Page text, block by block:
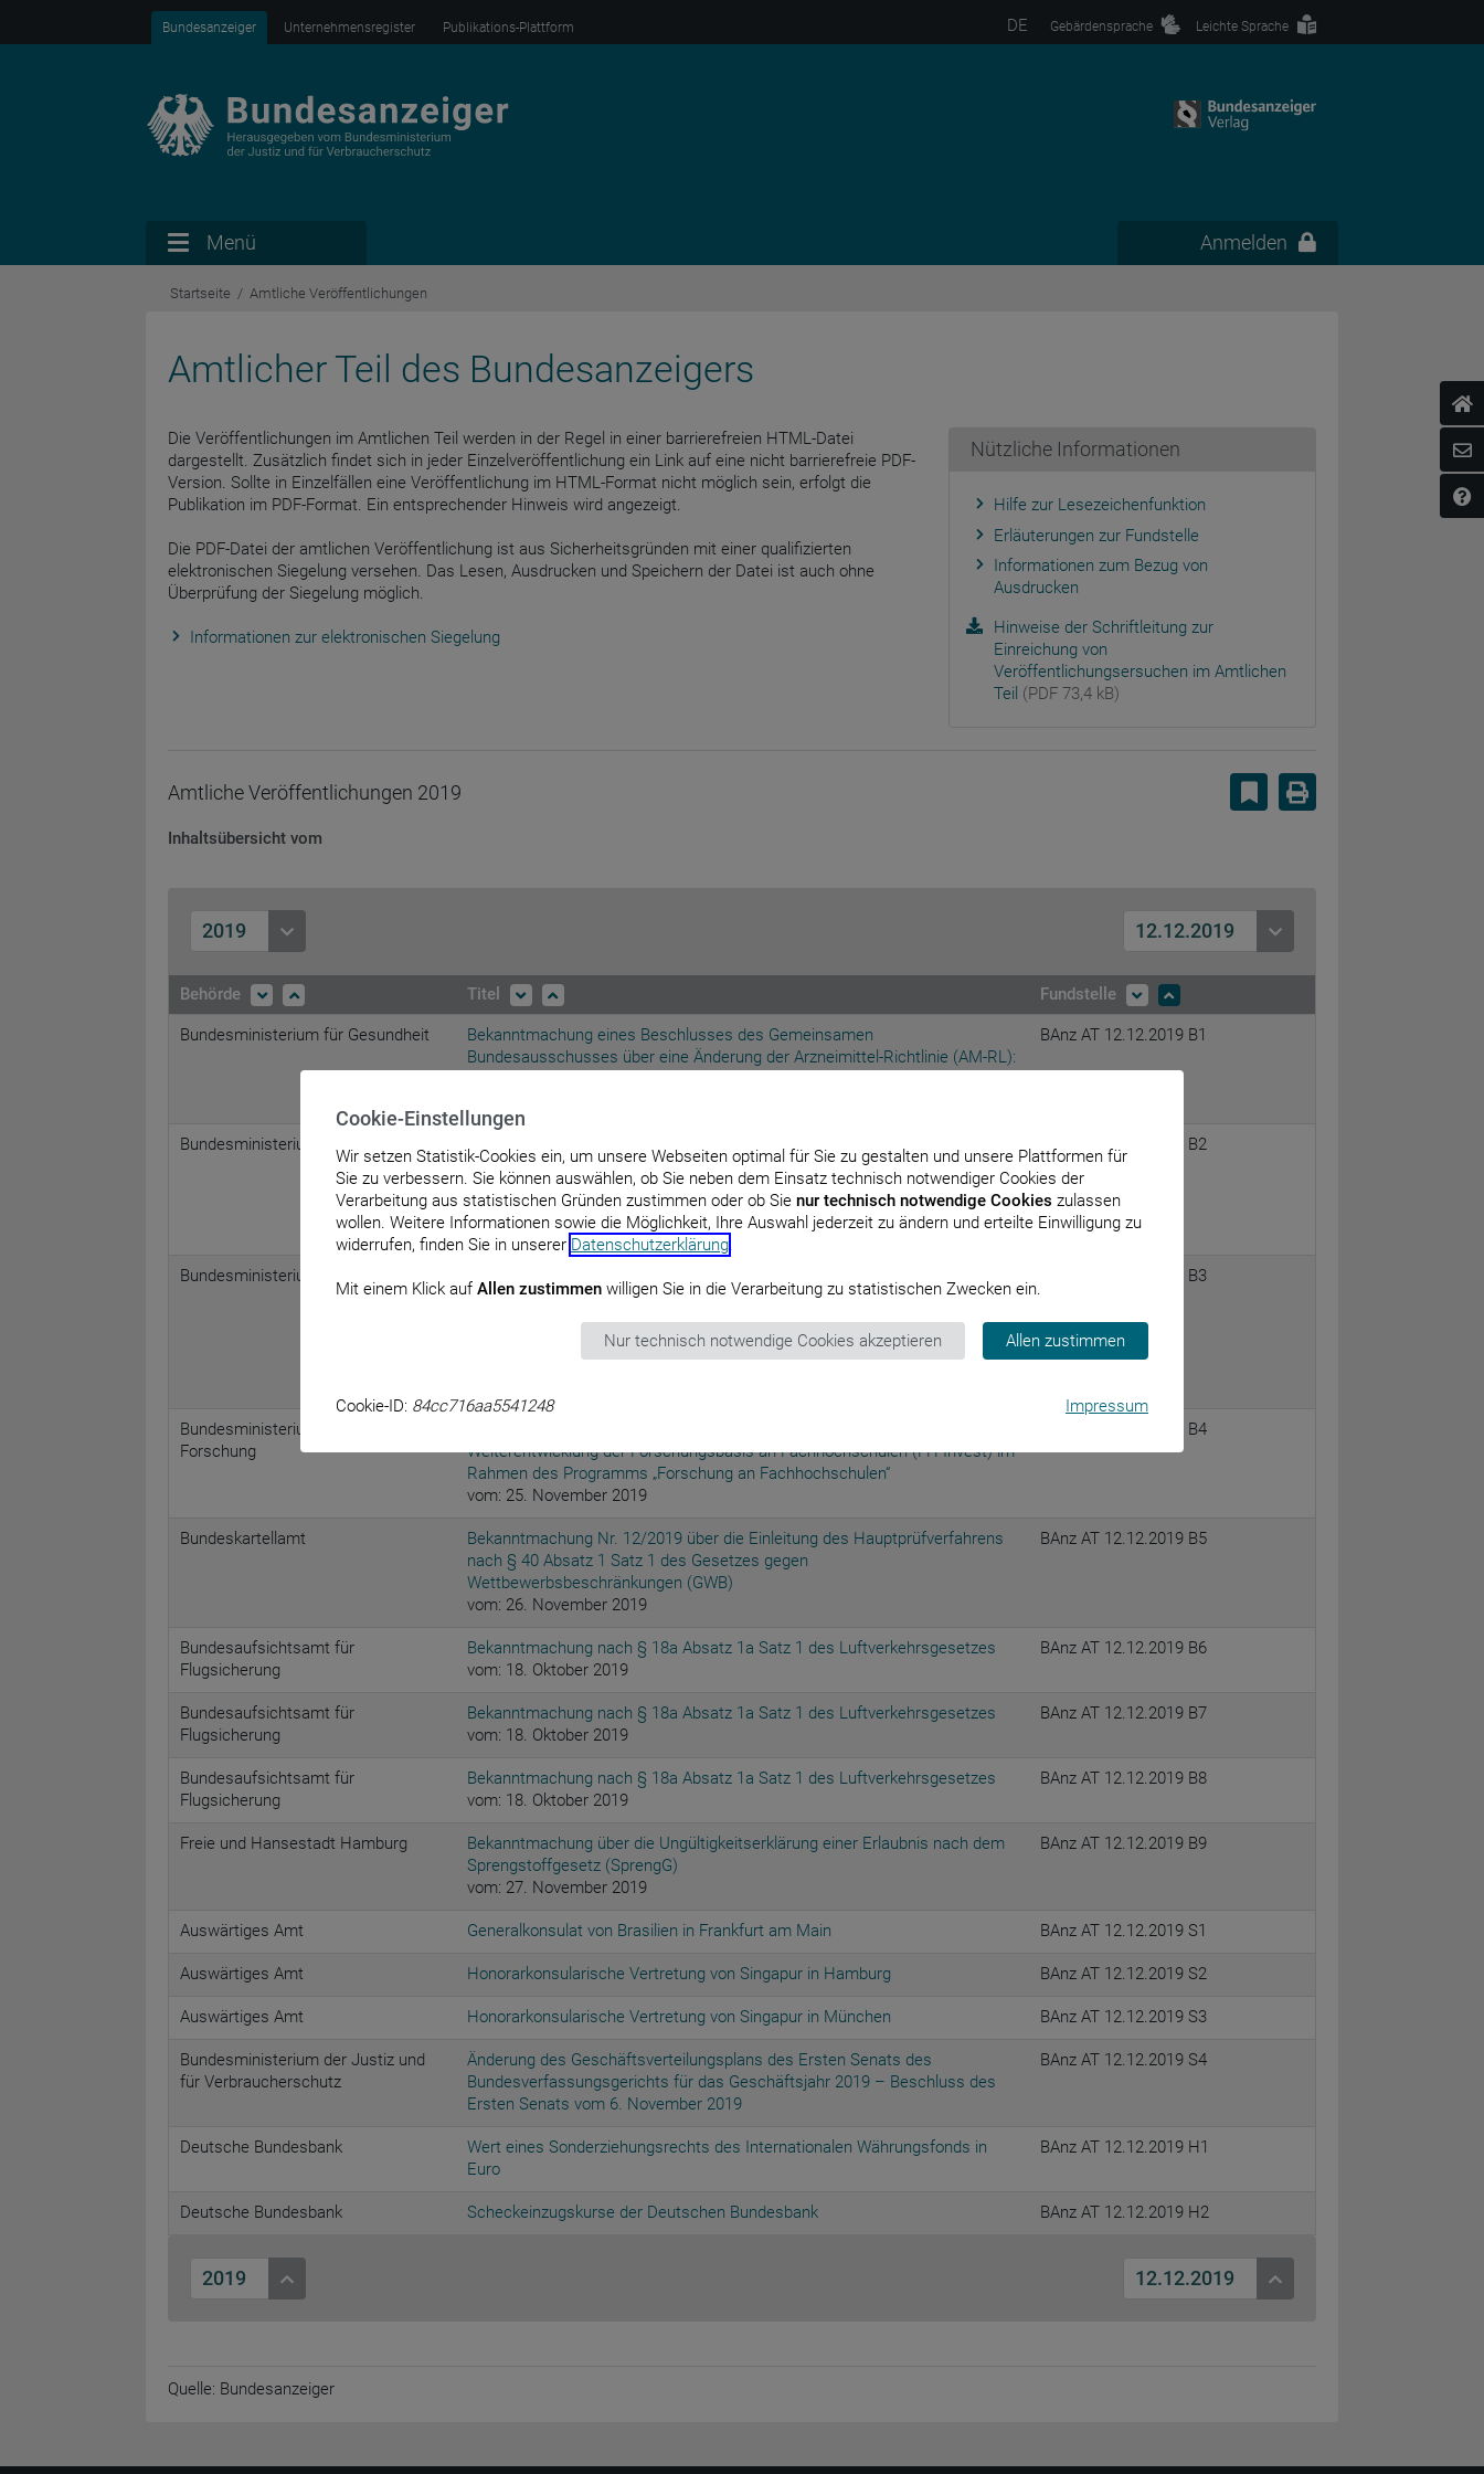
Bundesanzeiger Unternehmensregister Publikations-Plattform DE Gebärdensprache Leichte Sprache
Menü Anmelden
Startseite Amtliche Veröffentlichungen
Amtlicher Teil des Bundesanzeigers
Die Veröffentlichungen im Amtlichen Teil werden in der Regel in einer barrierefreien HTML-Datei
dargestellt. Zusätzlich findet sich in jeder Einzelveröffentlichung ein Link auf eine nicht barrierefreie PDF-
Version. Sollte in Einzelfällen eine Veröffentlichung im HTML-Format nicht möglich sein, erfolgt die
Publikation im PDF-Format. Ein entsprechender Hinweis wird angezeigt.
Die PDF-Datei der amtlichen Veröffentlichung ist aus Sicherheitsgründen mit einer qualifizierten
elektronischen Siegelung versehen. Das Lesen, Ausdrucken und Speichern der Datei ist auch ohne
Überprüfung der Siegelung möglich.
Informationen zur elektronischen Siegelung
Nützliche Informationen
Hilfe zur Lesezeichenfunktion
Erläuterungen zur Fundstelle
Informationen zum Bezug von
Ausdrucken
Hinweise der Schriftleitung zur
Einreichung von
Veröffentlichungsersuchen im Amtlichen
Teil (PDF 73,4 kB)
Amtliche Veröffentlichungen 2019
Inhaltsübersicht vom
Lesezeichen setzen
Drucken
2019 12.12.2019
Behörde Titel Fundstelle
Bundesministerium für Gesundheit
Bekanntmachung eines Beschlusses des Gemeinsamen
Bundesausschusses über eine Änderung der Arzneimittel-Richtlinie (AM‑RL):
BAnz AT 12.12.2019 B1
Bundesministerium für Gesundheit
Bekanntmachung eines Beschlusses des Gemeinsamen
Bundesausschusses über eine Änderung der Arzneimittel-Richtlinie (AM-RL):
Anlage XII – Nutzenbewertung von Arzneimitteln mit neuen Wirkstoffen nach
§ 35a des Fünften Buches Sozialgesetzbuch (SGB V) – Dacomitinib
vom: 17. Oktober 2019
BAnz AT 12.12.2019 B2
Bundesministerium für Gesundheit
Bundesausschusses über eine Änderung der Arzneimittel-Richtlinie (AM‑RL):
Anlage XII – Änderung der Angaben zur Geltungsdauer eines Beschlusses
über die Nutzenbewertung von Arzneimitteln mit neuen Wirkstoffen nach §
35a des Fünften Buches Sozialgesetzbuch (SGB V) – Asfotase alfa
BAnz AT 12.12.2019 B3
Bundesministerium für Bildung und
Forschung
Weiterentwicklung der Forschungsbasis an Fachhochschulen (FH-Invest) im
Rahmen des Programms „Forschung an Fachhochschulen“
vom: 25. November 2019
BAnz AT 12.12.2019 B4
Bundeskartellamt
Bekanntmachung Nr. 12/2019 über die Einleitung des Hauptprüfverfahrens
nach § 40 Absatz 1 Satz 1 des Gesetzes gegen
Wettbewerbsbeschränkungen (GWB)
vom: 26. November 2019
BAnz AT 12.12.2019 B5
Bundesaufsichtsamt für
Flugsicherung
Bekanntmachung nach § 18a Absatz 1a Satz 1 des Luftverkehrsgesetzes
vom: 18. Oktober 2019
BAnz AT 12.12.2019 B6
Bundesaufsichtsamt für
Flugsicherung
Bekanntmachung nach § 18a Absatz 1a Satz 1 des Luftverkehrsgesetzes
vom: 18. Oktober 2019
BAnz AT 12.12.2019 B7
Bundesaufsichtsamt für
Flugsicherung
Bekanntmachung nach § 18a Absatz 1a Satz 1 des Luftverkehrsgesetzes
vom: 18. Oktober 2019
BAnz AT 12.12.2019 B8
Freie und Hansestadt Hamburg
Bekanntmachung über die Ungültigkeitserklärung einer Erlaubnis nach dem
Sprengstoffgesetz (SprengG)
vom: 27. November 2019
BAnz AT 12.12.2019 B9
Auswärtiges Amt Generalkonsulat von Brasilien in Frankfurt am Main BAnz AT 12.12.2019 S1
Auswärtiges Amt Honorarkonsularische Vertretung von Singapur in Hamburg BAnz AT 12.12.2019 S2
Auswärtiges Amt Honorarkonsularische Vertretung von Singapur in München BAnz AT 12.12.2019 S3
Bundesministerium der Justiz und
für Verbraucherschutz
Änderung des Geschäftsverteilungsplans des Ersten Senats des
Bundesverfassungsgerichts für das Geschäftsjahr 2019 – Beschluss des
Ersten Senats vom 6. November 2019
BAnz AT 12.12.2019 S4
Deutsche Bundesbank
Wert eines Sonderziehungsrechts des Internationalen Währungsfonds in
Euro
BAnz AT 12.12.2019 H1
Deutsche Bundesbank Scheckeinzugskurse der Deutschen Bundesbank BAnz AT 12.12.2019 H2
2019 12.12.2019
Quelle: Bundesanzeiger
Cookie-Einstellungen
Wir setzen Statistik-Cookies ein, um unsere Webseiten optimal für Sie zu gestalten und unsere Plattformen für
Sie zu verbessern. Sie können auswählen, ob Sie neben dem Einsatz technisch notwendiger Cookies der
Verarbeitung aus statistischen Gründen zustimmen oder ob Sie nur technisch notwendige Cookies zulassen
wollen. Weitere Informationen sowie die Möglichkeit, Ihre Auswahl jederzeit zu ändern und erteilte Einwilligung zu
widerrufen, finden Sie in unserer Datenschutzerklärung
Mit einem Klick auf Allen zustimmen willigen Sie in die Verarbeitung zu statistischen Zwecken ein.
Nur technisch notwendige Cookies akzeptieren Allen zustimmen
Cookie-ID: 84cc716aa5541248 Impressum